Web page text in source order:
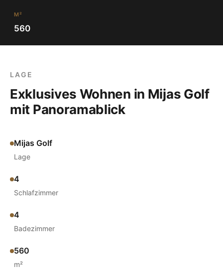
M²
560
LAGE
Exklusives Wohnen in Mijas Golf
mit Panoramablick
Mijas Golf
Lage
4
Schlafzimmer
4
Badezimmer
560
m²